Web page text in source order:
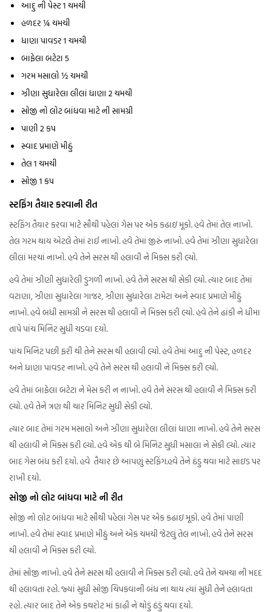
આદુ ની પેસ્ટ 1 ચમચી
હળદર ¼ ચમચી
ધાણા પાવડર 1 ચમચી
બાફેલા બટેટા 5
ગરમ મસાલો ½ ચમચી
ઝીણા સુધારેલા લીલાં ધાણા 2 ચમચી
સોજી નો લોટ બાંધવા માટે ની સામગ્રી
પાણી 2 કપ
સ્વાદ પ્રમાણે મીઠું
તેલ 1 ચમચી
સોજી 1 કપ
સ્ટફિંગ તૈયાર કરવાની રીત
સ્ટફિંગ તૈયાર કરવા માટે સૌથી પહેલાં ગેસ પર એક કઢાઇ મૂકો. હવે તેમાં તેલ નાખો.
તેલ ગરમ થાય એટલે તેમાં રાઈ નાખો. હવે તેમાં જીરું નાખો. હવે તેમાં ઝીણા સુધારેલા
લીલાં મરચાં નાખો. હવે તેને સરસ થી હલાવી ને મિક્સ કરી લ્યો.
હવે તેમાં ઝીણી સુધારેલી ડુંગળી નાખો. હવે તેને સરસ થી સેકી લ્યો. ત્યાર બાદ તેમાં
વટાણા, ઝીણા સુધારેલા ગાજર, ઝીણા સુધારેલા ટામેટા અને સ્વાદ પ્રમાણે મીઠું
નાખો. હવે બધી સામગ્રી ને સરસ થી હલાવી ને મિક્સ કરી લ્યો. હવે તેને ઢાંકી ને ધીમા
તાપે પાંચ મિનિટ સુધી ચડવા દયો.
પાંચ મિનિટ પછી ફરી થી તેને સરસ થી હલાવી લ્યો. હવે તેમાં આદુ ની પેસ્ટ, હળદર
અને ધાણા પાવડર નાખો. હવે તેને સરસ થી હલાવી ને મિક્સ કરી લ્યો.
હવે તેમાં બાફેલા બટેટા ને મેસ કરી ન નાખો. હવે તેને સરસ થી હલાવી ને મિક્સ કરી
લ્યો. હવે તેને ત્રણ થી ચાર મિનિટ સુધી સેકી લ્યો.
ત્યાર બાદ તેમાં ગરમ મસાલો અને ઝીણા સુધારેલા લીલાં ધાણા નાખો. હવે તેને સરસ
થી હલાવી ને મિક્સ કરી લ્યો. હવે એક થી બે મિનિટ સુધી મસાલા ને સેકી લ્યો. ત્યાર
બાદ ગેસ બંધ કરી દયો. હવે તૈયાર છે આપણું સ્ટફિંગ.હવે તેને ઠંડુ થવા માટે સાઇડ પર
રાખી દયો.
સોજી નો લોટ બાંધવા માટે ની રીત
સોજી નો લોટ બાંધવા માટે સૌથી પહેલાં ગેસ પર એક કઢાઇ મૂકો. હવે તેમાં પાણી
નાખો. હવે તેમાં સ્વાદ પ્રમાણે મીઠું અને એક ચમચી જેટલું તેલ નાખો. હવે તેને સરસ
થી હલાવી ને મિક્સ કરી લ્યો.
તેમાં સોજી નાખો. હવે તેને સરસ થી હલાવી ને મિક્સ કરી લ્યો. હવે તેને ચમચા ની મદદ
થી હલાવતા રહો. જ્યાં સુધી સોજી ચિપકવાની બંધ ના થાય ત્યાં સુધી તેને હલાવતા
રહો. ત્યાર બાદ તેને એક કથરોટ માં કાઢી ને થોડું ઠંડું થવા દયો.